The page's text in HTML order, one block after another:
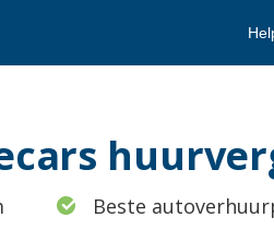
Beste